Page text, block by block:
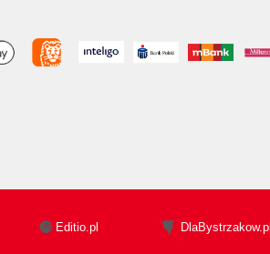
Editio.pl DlaBystrzakow.pl